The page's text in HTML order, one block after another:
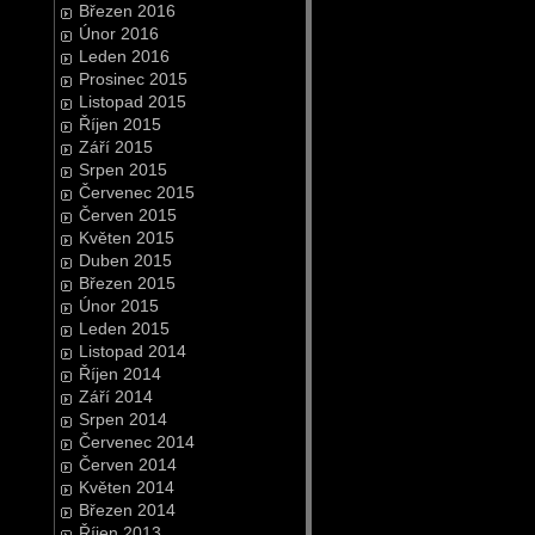
Březen 2016
Únor 2016
Leden 2016
Prosinec 2015
Listopad 2015
Říjen 2015
Září 2015
Srpen 2015
Červenec 2015
Červen 2015
Květen 2015
Duben 2015
Březen 2015
Únor 2015
Leden 2015
Listopad 2014
Říjen 2014
Září 2014
Srpen 2014
Červenec 2014
Červen 2014
Květen 2014
Březen 2014